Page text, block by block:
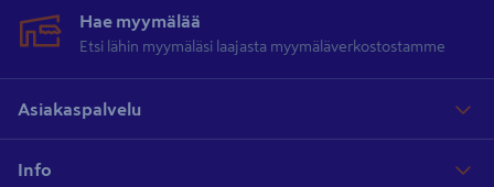
Hae myymälää
Etsi lähin myymäläsi laajasta myymäläverkostostamme
Asiakaspalvelu
Info